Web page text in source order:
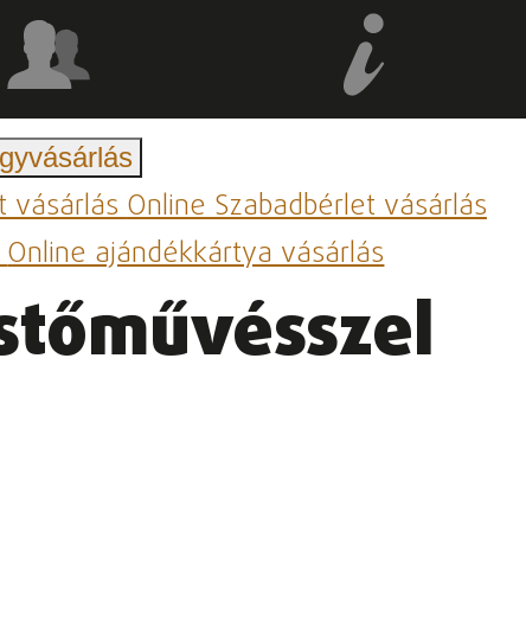
vásárlásOnline Szabadbérlet vásárlás
Online ajándékkártya vásárlás